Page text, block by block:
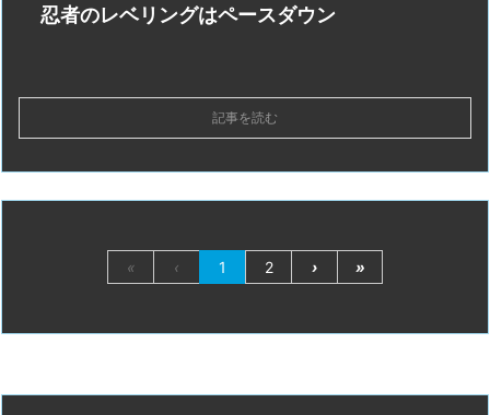
忍者のレベリングはペースダウン
記事を読む
« ‹ 1 2 › »